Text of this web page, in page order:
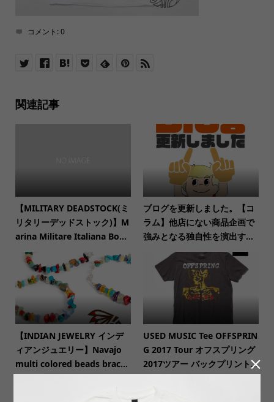
コメント:0
関連記事
【MILITARY DEADSTOCK(ミ
リタリーデッドストック)】M
arina Militare Italiana Bo...
ブログを更新しました。【コ
ラム】他店にない商品企画で
強みとなる独自性を演出す...
【INDIAN JEWELRY インデ
ィアンジュエリー】Navajo
multi colored beads brac...
USED MUSIC Tee OFFSPRIN
G 2017 Tour オフスプリング
2017ツアー バックプリント...
